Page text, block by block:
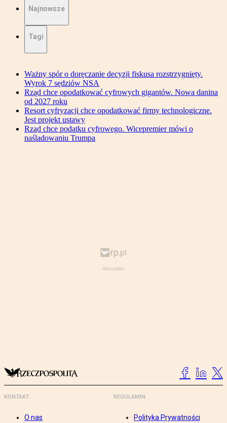
Najnowsze
Tagi
Ważny spór o doręczanie decyzji fiskusa rozstrzygnięty.
Wyrok 7 sędziów NSA
Rząd chce opodatkować cyfrowych gigantów. Nowa danina
od 2027 roku
Resort cyfryzacji chce opodatkować firmy technologiczne.
Jest projekt ustawy
Rząd chce podatku cyfrowego. Wicepremier mówi o
naśladowaniu Trumpa
KONTAKT
O nas
REGULAMIN
Polityka Prywatności